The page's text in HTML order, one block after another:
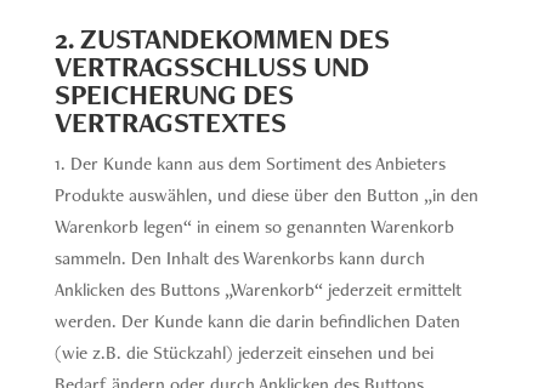
2. ZUSTANDEKOMMEN DES
VERTRAGSSCHLUSS UND
SPEICHERUNG DES
VERTRAGSTEXTES
Der Kunde kann aus dem Sortiment des Anbieters
Produkte auswählen, und diese über den Button „in den
Warenkorb legen“ in einem so genannten Warenkorb
sammeln. Den Inhalt des Warenkorbs kann durch
Anklicken des Buttons „Warenkorb“ jederzeit ermittelt
werden. Der Kunde kann die darin befindlichen Daten
(wie z.B. die Stückzahl) jederzeit einsehen und bei